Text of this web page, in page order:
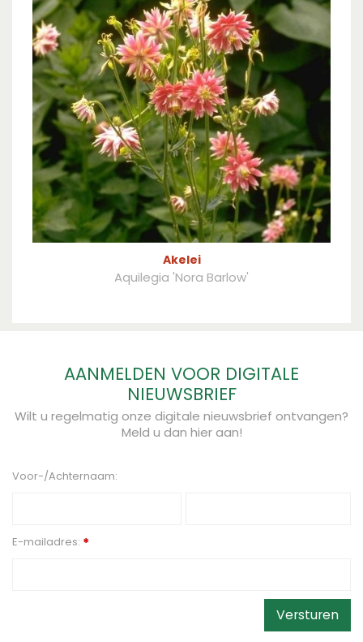
Akelei
Aquilegia 'Nora Barlow'
AANMELDEN VOOR DIGITALE
NIEUWSBRIEF
Wilt u regelmatig onze digitale nieuwsbrief ontvangen?
Meld u dan hier aan!
Voor-/Achternaam:
E-mailadres: *